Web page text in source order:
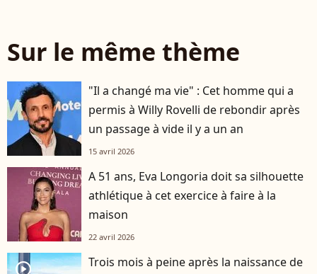
Sur le même thème
"Il a changé ma vie" : Cet homme qui a
permis à Willy Rovelli de rebondir après
un passage à vide il y a un an
15 avril 2026
A 51 ans, Eva Longoria doit sa silhouette
athlétique à cet exercice à faire à la
maison
22 avril 2026
player2
Trois mois à peine après la naissance de